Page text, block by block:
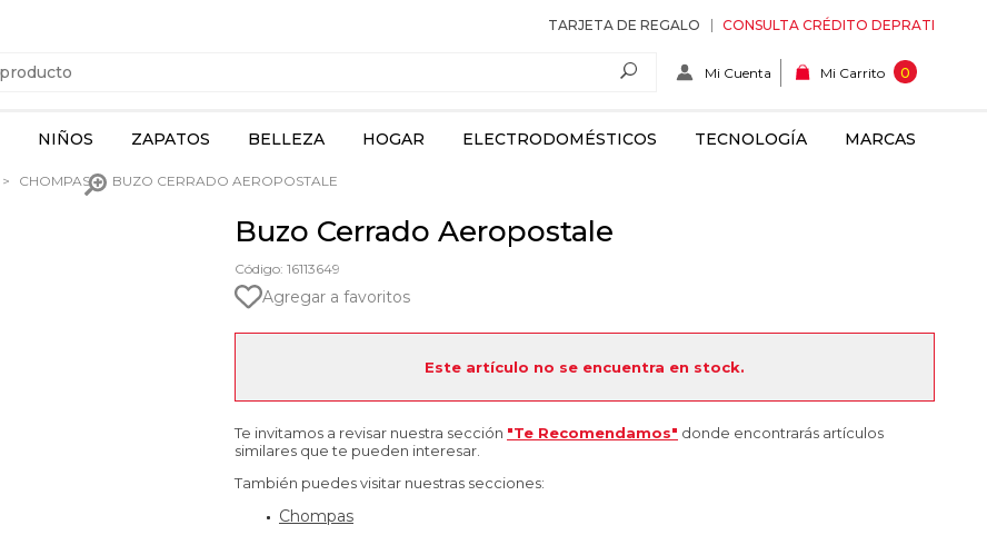
TARJETA DE REGALO CONSULTA CRÉDITO DEPRATI
Mi Cuenta Mi Carrito 0
NIÑOS ZAPATOS BELLEZA HOGAR ELECTRODOMÉSTICOS TECNOLOGÍA MARCAS
CHOMPAS BUZO CERRADO AEROPOSTALE
Buzo Cerrado Aeropostale
Código: 16113649
Agregar a favoritos
Este artículo no se encuentra en stock.
Te invitamos a revisar nuestra sección "Te Recomendamos" donde encontrarás artículos
similares que te pueden interesar.
También puedes visitar nuestras secciones:
Chompas